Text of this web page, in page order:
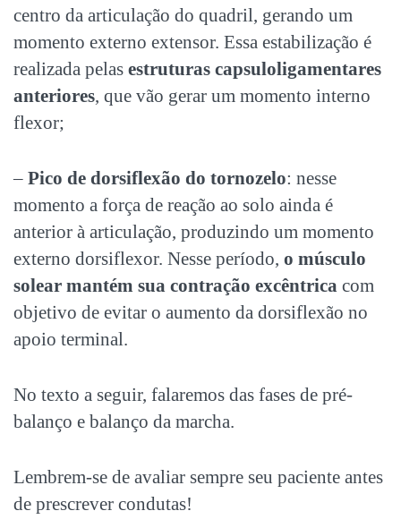
centro da articulação do quadril, gerando um
momento externo extensor. Essa estabilização é
realizada pelas estruturas capsuloligamentares
anteriores, que vão gerar um momento interno
flexor;
– Pico de dorsiflexão do tornozelo: nesse
momento a força de reação ao solo ainda é
anterior à articulação, produzindo um momento
externo dorsiflexor. Nesse período, o músculo
solear mantém sua contração excêntrica com
objetivo de evitar o aumento da dorsiflexão no
apoio terminal.
No texto a seguir, falaremos das fases de pré-
balanço e balanço da marcha.
Lembrem-se de avaliar sempre seu paciente antes
de prescrever condutas!